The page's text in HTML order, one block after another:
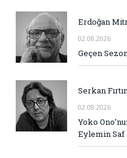
Erdoğan
02.08.2026
Geçen
Serkan
02.08.2026
Yoko
Eylemin